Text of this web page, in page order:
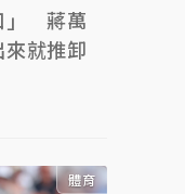
」 蔣萬
就推卸
體育